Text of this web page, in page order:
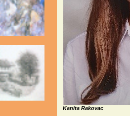
Kanita Rakovac